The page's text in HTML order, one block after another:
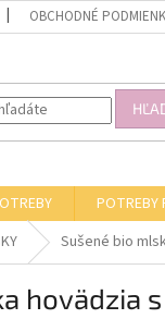
OBCHODNÉ
POTREBY
Sušené bio
hovädzia